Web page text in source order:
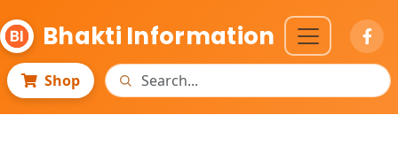
Bhakti Information
Shop